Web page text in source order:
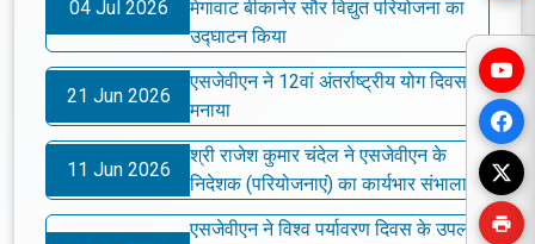
04 Jul 2026
मेगावाट बीकानेर सौर विद्युत परियोजना का
उद्घाटन किया
21 Jun 2026
एसजेवीएन ने 12वां अंतर्राष्ट्रीय योग दिवस
मनाया
11 Jun 2026
श्री राजेश कुमार चंदेल ने एसजेवीएन के
निदेशक (परियोजनाएं) का कार्यभार संभाला
एसजेवीएन ने विश्व पर्यावरण दिवस के उपलक्ष्य